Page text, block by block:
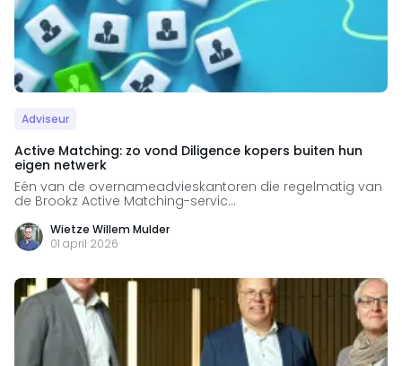
Adviseur
Active Matching: zo vond Diligence kopers buiten hun
eigen netwerk
Eén van de overnameadvieskantoren die regelmatig van
de Brookz Active Matching-servic...
Wietze Willem Mulder
01 april 2026